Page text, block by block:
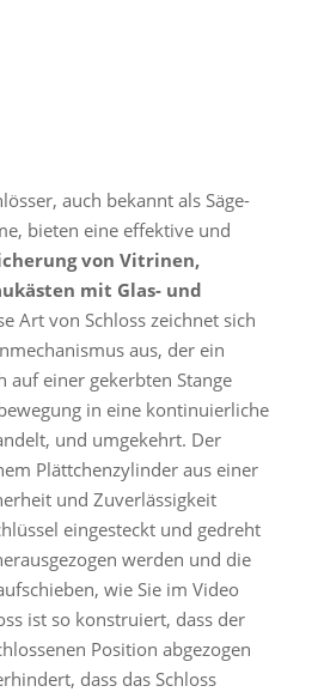
auch bekannt als Säge-
bieten eine effektive und
von Vitrinen,
mit Glas- und
Art von Schloss zeichnet sich
aus, der ein
auf einer gekerbten Stange
in eine kontinuierliche
und umgekehrt. Der
Plättchenzylinder aus einer
und Zuverlässigkeit
eingesteckt und gedreht
werden und die
wie Sie im Video
ist so konstruiert, dass der
Position abgezogen
dass das Schloss